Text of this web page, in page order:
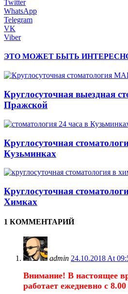
Twitter
WhatsApp
Telegram
VK
Viber
ЭТО МОЖЕТ БЫТЬ
Круглосуточная выездная
Пражской
Круглосуточная
Кузьминках
Круглосуточная
Химках
1 КОММЕНТАРИЙ
admin 24.10.2018 At
Внимание! В настоящее
работает ежедневно c